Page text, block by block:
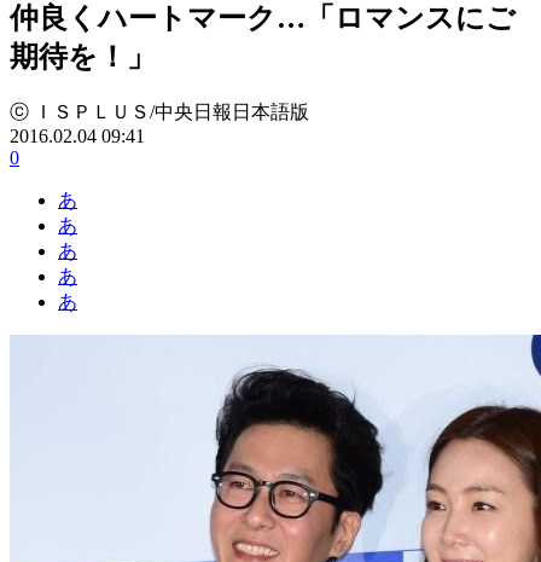
仲良くハートマーク…「ロマンスにご
期待を！」
ⓒ ＩＳＰＬＵＳ/中央日報日本語版
2016.02.04 09:41
0
あ
あ
あ
あ
あ